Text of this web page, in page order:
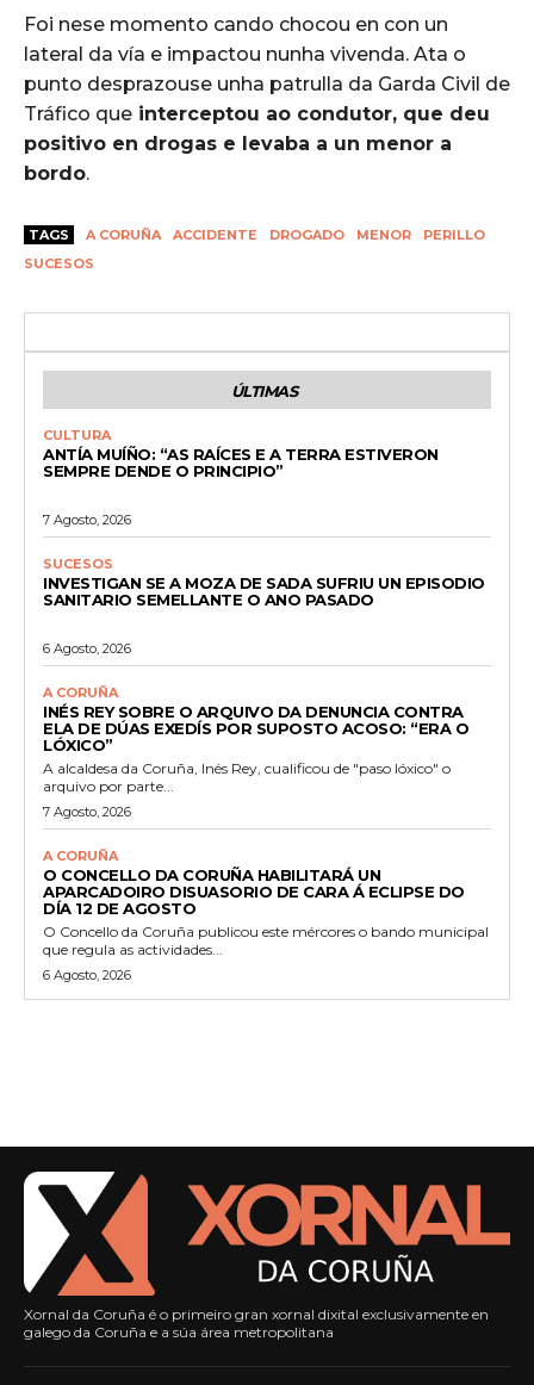
Foi nese momento cando chocou en con un
lateral da vía e impactou nunha vivenda. Ata o
punto desprazouse unha patrulla da Garda Civil de
Tráfico que interceptou ao condutor, que deu
positivo en drogas e levaba a un menor a
bordo.
TAGS A CORUÑA ACCIDENTE DROGADO MENOR
PERILLO
SUCESOS
ÚLTIMAS
CULTURA
ANTÍA MUÍÑO: “AS RAÍCES E A TERRA ESTIVERON
SEMPRE DENDE O PRINCIPIO”
7 Agosto, 2026
SUCESOS
INVESTIGAN SE A MOZA DE SADA SUFRIU UN EPISODIO
SANITARIO SEMELLANTE O ANO PASADO
6 Agosto, 2026
A CORUÑA
INÉS REY SOBRE O ARQUIVO DA DENUNCIA CONTRA
ELA DE DÚAS EXEDÍS POR SUPOSTO ACOSO: “ERA O
LÓXICO”
A alcaldesa da Coruña, Inés Rey, cualificou de "paso lóxico" o
arquivo por parte...
7 Agosto, 2026
A CORUÑA
O CONCELLO DA CORUÑA HABILITARÁ UN
APARCADOIRO DISUASORIO DE CARA Á ECLIPSE DO
DÍA 12 DE AGOSTO
O Concello da Coruña publicou este mércores o bando municipal
que regula as actividades...
6 Agosto, 2026
Xornal da Coruña é o primeiro gran xornal dixital exclusivamente en
galego da Coruña e a súa área metropolitana